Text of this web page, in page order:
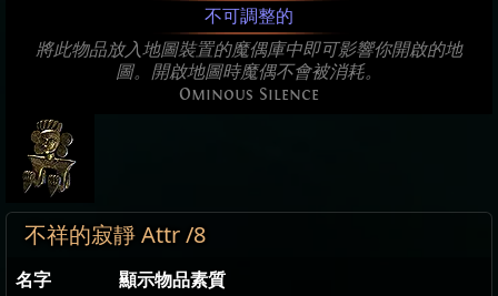
不可調整的
將此物品放入地圖裝置的魔偶庫中即可影響你開啟的地
圖。開啟地圖時魔偶不會被消耗。
Ominous Silence
不祥的寂靜 Attr /8
名字
顯示物品素質